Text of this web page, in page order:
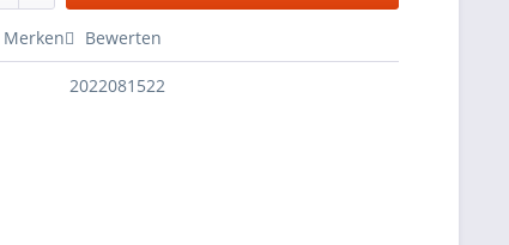
Merken Bewerten
2022081522